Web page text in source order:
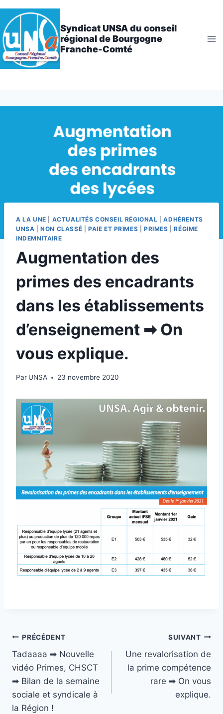
Aller
au
contenu
Syndicat UNSA du conseil
régional de Bourgogne
Franche-Comté
A LA UNE ACTUALITÉS CONSEIL RÉGIONAL |ADHÉRENTS
UNSA |NON CLASSÉ PAIE ET PRIMES |PRIMES |RÉGIME
INDEMNITAIRE
Augmentation des
primes des encadrants
dans les établissements
d’enseignement ➡ On
vous explique.
Par UNSA 23 novembre 2020
Navigation
de
l’article
PRÉCÉDENT
Tadaaaa ➡ Nouvelle
vidéo Primes, CHSCT
➡ Bilan de la semaine
sociale et syndicale à
la Région !
SUIVANT
Une revalorisation de
la prime compétence
rare ➡ On vous
explique.